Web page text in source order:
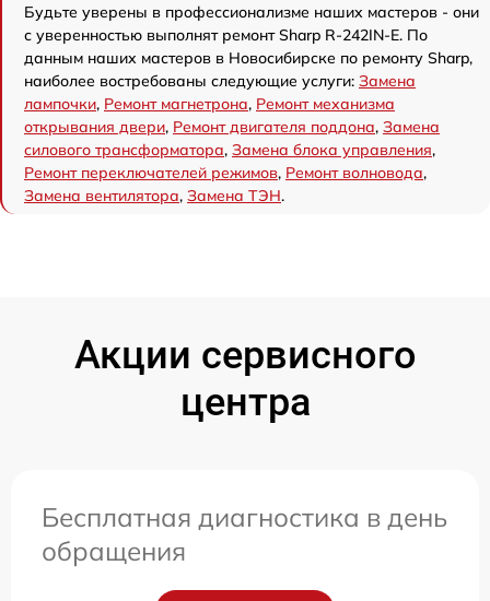
Будьте уверены в профессионализме наших мастеров - они
с уверенностью выполнят ремонт Sharp R-242IN-E. По
данным наших мастеров в Новосибирске по ремонту Sharp,
наиболее востребованы следующие услуги: Замена
лампочки, Ремонт магнетрона, Ремонт механизма
открывания двери, Ремонт двигателя поддона, Замена
силового трансформатора, Замена блока управления,
Ремонт переключателей режимов, Ремонт волновода,
Замена вентилятора, Замена ТЭН.
Акции сервисного
центра
Бесплатная диагностика в день
обращения